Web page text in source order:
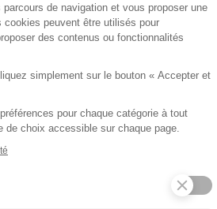
parcours de navigation et vous proposer une
cookies peuvent être utilisés pour
des contenus ou fonctionnalités
simplement sur le bouton « Accepter et
pour chaque catégorie à tout
de choix accessible sur chaque page.